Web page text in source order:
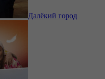
Далёкий город